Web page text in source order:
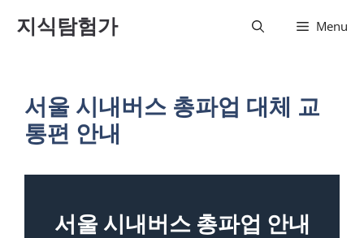
로 건지식탐험가 Menu
서울 시내버스 총파업 대체 교
통편 안내
서울 시내버스 총파업 안내